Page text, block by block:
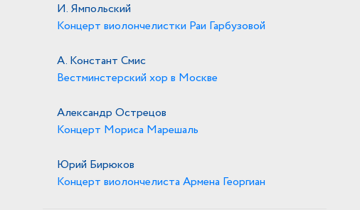
И. Ямпольский
Концерт виолончелистки Раи Гарбузовой
А. Констант Смис
Вестминстерский хор в Москве
Александр Острецов
Концерт Мориса Марешаль
Юрий Бирюков
Концерт виолончелиста Армена Георгиан